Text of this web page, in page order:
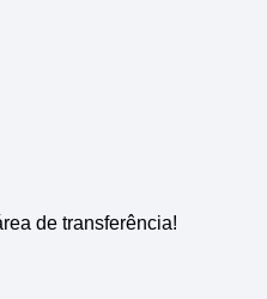
de transferência!